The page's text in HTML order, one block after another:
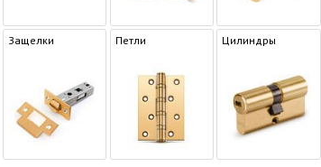
Защелки Петли Цилиндры